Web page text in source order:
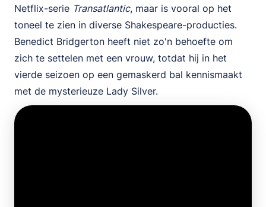
Netflix-serie Transatlantic, maar is vooral op het
toneel te zien in diverse Shakespeare-producties.
Benedict Bridgerton heeft niet zo'n behoefte om
zich te settelen met een vrouw, totdat hij in het
vierde seizoen op een gemaskerd bal kennismaakt
met de mysterieuze Lady Silver.